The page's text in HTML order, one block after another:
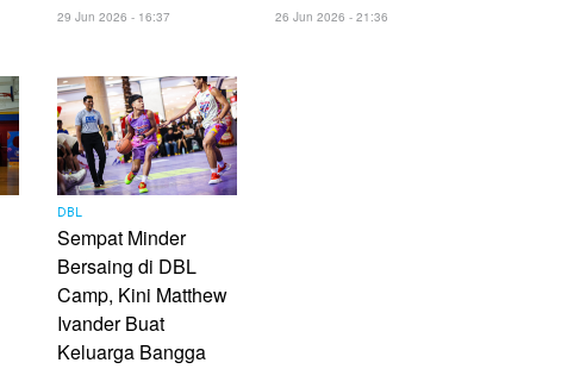
29 Jun 2026 - 16:37 26 Jun 2026 - 21:36
DBL
Sempat Minder
Bersaing di DBL
Camp, Kini Matthew
Ivander Buat
Keluarga Bangga